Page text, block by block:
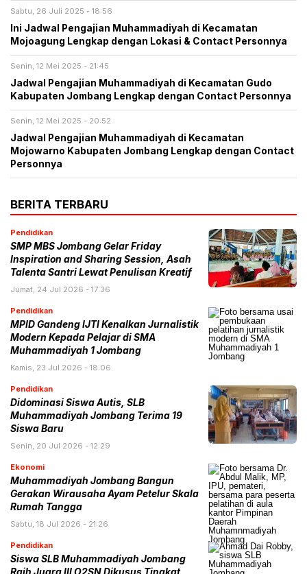
Sabtu, 26 Juli 2025 - 18:56
Ini Jadwal Pengajian Muhammadiyah di Kecamatan
Mojoagung Lengkap dengan Lokasi & Contact Personnya
Senin, 12 Mei 2025 - 21:45
Jadwal Pengajian Muhammadiyah di Kecamatan Gudo
Kabupaten Jombang Lengkap dengan Contact Personnya
Senin, 12 Mei 2025 - 20:52
Jadwal Pengajian Muhammadiyah di Kecamatan
Mojowarno Kabupaten Jombang Lengkap dengan Contact
Personnya
BERITA TERBARU
Pendidikan
SMP MBS Jombang Gelar Friday
Inspiration and Sharing Session, Asah
Talenta Santri Lewat Penulisan Kreatif
Jumat, 24 Jul 2026 - 17:36
Pendidikan
MPID Gandeng IJTI Kenalkan Jurnalistik
Modern Kepada Pelajar di SMA
Muhammadiyah 1 Jombang
Kamis, 23 Jul 2026 - 18:06
Pendidikan
Didominasi Siswa Autis, SLB
Muhammadiyah Jombang Terima 19
Siswa Baru
Senin, 20 Jul 2026 - 12:29
Ekonomi
Muhammadiyah Jombang Bangun
Gerakan Wirausaha Ayam Petelur Skala
Rumah Tangga
Sabtu, 18 Jul 2026 - 21:26
Pendidikan
Siswa SLB Muhammadiyah Jombang